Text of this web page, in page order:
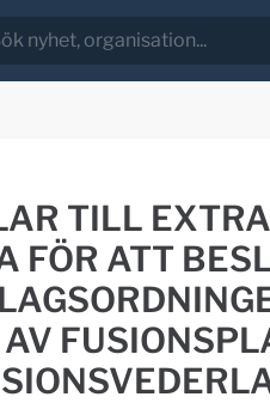
TILL EXTRA
FÖR ATT